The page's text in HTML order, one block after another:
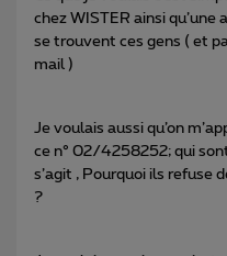
chez WISTER ainsi
se trouvent ces gens ( et
mail )
Je voulais aussi qu’on
ce n° 02/4258252; qui
s’agit , Pourquoi ils refuse
?